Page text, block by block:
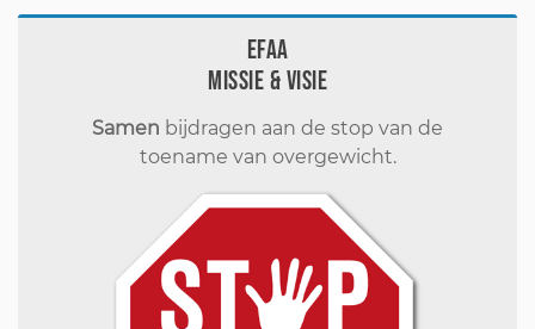
EFAA
Missie & visie
Samen bijdragen aan de stop van de
toename van overgewicht.